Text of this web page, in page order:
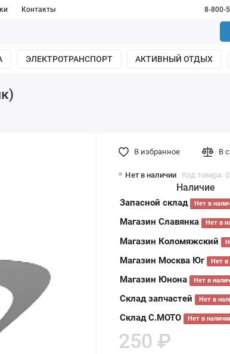
Контакты 8-800-
ЭЛЕКТРОТРАНСПОРТ АКТИВНЫЙ ОТДЫХ
Нет в наличии Код товара:
Наличие
Запасной склад Нет в
Магазин Славянка Нет в
Магазин Коломяжский
Магазин Москва Юг Нет в
Магазин Юнона Нет в
Склад запчастей Нет в
Склад С.МОТО Нет в
250 ₽
В избранное В